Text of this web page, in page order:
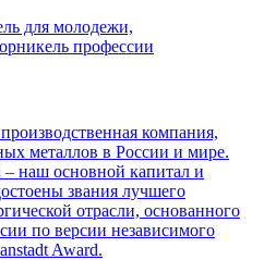
компания,
металлов в России и мире.
наш основной капитал и
звания лучшего
отрасли, основанного
по версии независимого
Award.